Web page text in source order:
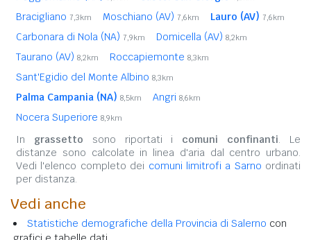
Bracigliano 7,3km Moschiano (AV) 7,6km Lauro (AV) 7,6km
Carbonara di Nola (NA) 7,9km Domicella (AV) 8,2km
Taurano (AV) 8,2km Roccapiemonte 8,3km
Sant'Egidio del Monte Albino 8,3km
Palma Campania (NA) 8,5km Angri 8,6km
Nocera Superiore 8,9km
In grassetto sono riportati i comuni confinanti. Le
distanze sono calcolate in linea d'aria dal centro urbano.
Vedi l'elenco completo dei comuni limitrofi a Sarno ordinati
per distanza.
Vedi anche
Statistiche demografiche della Provincia di Salerno con